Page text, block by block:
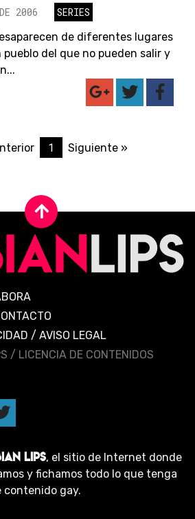
2006
SERIES
de diferentes lugares
del que no pueden salir y
1 Siguiente »
/ AVISO LEGAL
/ LICENCIA DE CONTENIDOS
LIPS, el sitio de Internet donde
y fichamos todo lo que tenga
contenido gay.